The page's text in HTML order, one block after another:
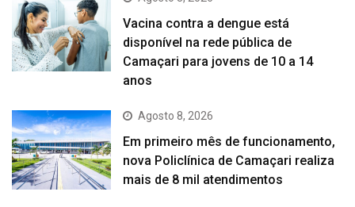
Vacina contra a dengue está
disponível na rede pública de
Camaçari para jovens de 10 a 14
anos
Agosto 8, 2026
Em primeiro mês de funcionamento,
nova Policlínica de Camaçari realiza
mais de 8 mil atendimentos